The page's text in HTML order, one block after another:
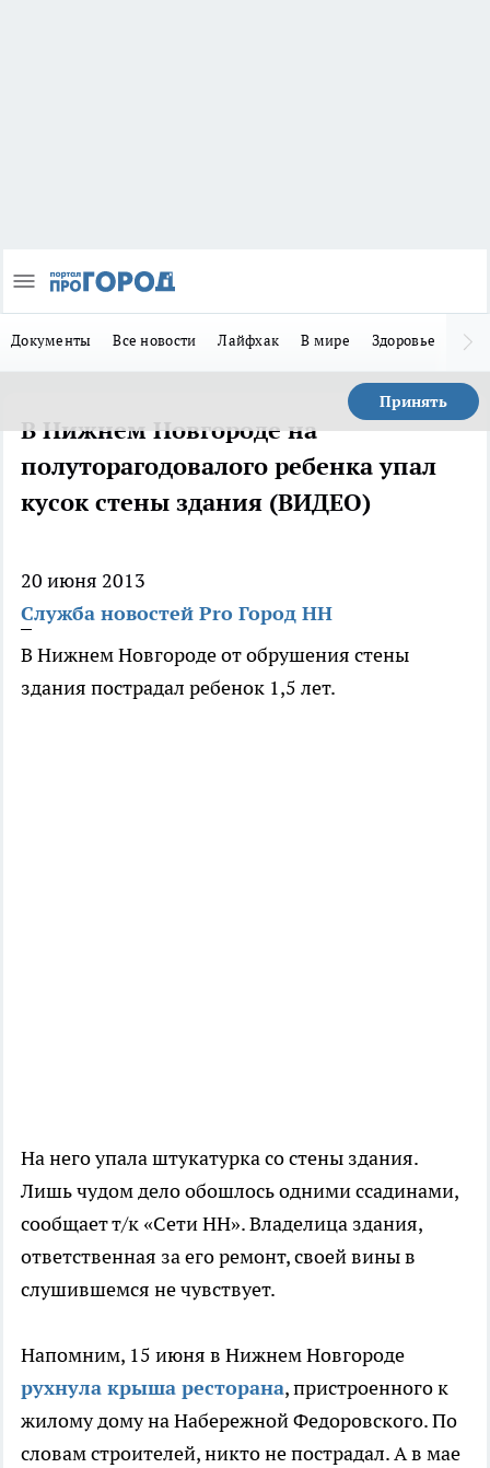
Документы Все новости Лайфхак В мире Здоровье
Принять
В Нижнем Новгороде на
полуторагодовалого ребенка упал
кусок стены здания (ВИДЕО)
20 июня 2013
Служба новостей Pro Город НН
В Нижнем Новгороде от обрушения стены
здания пострадал ребенок 1,5 лет.
На него упала штукатурка со стены здания.
Лишь чудом дело обошлось одними ссадинами,
сообщает т/к «Сети НН». Владелица здания,
ответственная за его ремонт, своей вины в
слушившемся не чувствует.
Напомним, 15 июня в Нижнем Новгороде
рухнула крыша ресторана, пристроенного к
жилому дому на Набережной Федоровского. По
словам строителей, никто не пострадал. А в мае